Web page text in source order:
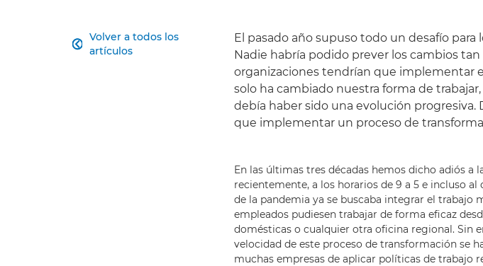
Volver a todos los
artículos

El pasado año supuso todo un desafío
Nadie habría podido prever los cambios
organizaciones tendrían que implementar
solo ha cambiado nuestra forma de
debía haber sido una evolución progresiva.
que implementar un proceso de
En las últimas tres décadas hemos dicho adiós a
recientemente, a los horarios de 9 a 5 e incluso
de la pandemia ya se buscaba integrar el trabajo
empleados pudiesen trabajar de forma eficaz
domésticas o cualquier otra oficina regional. Sin
velocidad de este proceso de transformación se
muchas empresas de aplicar políticas de trabajo